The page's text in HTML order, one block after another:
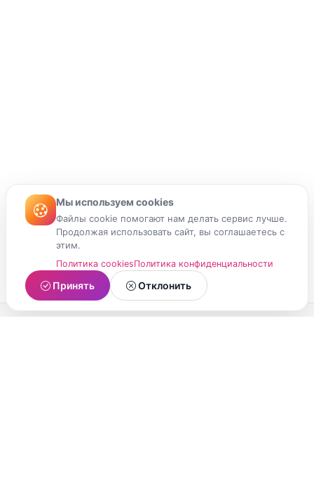
Мы используем cookies
Файлы cookie помогают нам делать сервис лучше.
Продолжая использовать сайт, вы соглашаетесь с
этим.
Политика cookiesПолитика конфиденциальности
Принять Отклонить